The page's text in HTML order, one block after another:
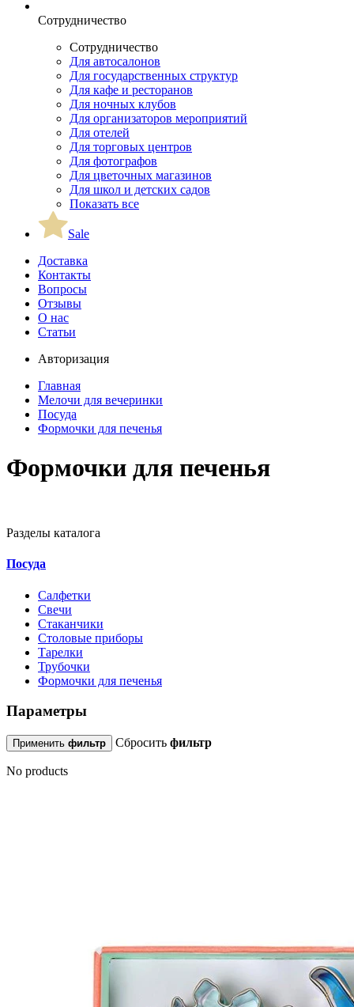
Сотрудничество
Сотрудничество
Для автосалонов
Для государственных структур
Для кафе и ресторанов
Для ночных клубов
Для организаторов мероприятий
Для отелей
Для торговых центров
Для фотографов
Для цветочных магазинов
Для школ и детских садов
Показать все
Sale
Доставка
Контакты
Вопросы
Отзывы
О нас
Статьи
Авторизация
Главная
Мелочи для вечеринки
Посуда
Формочки для печенья
Формочки для печенья
Разделы каталога
Посуда
Салфетки
Свечи
Стаканчики
Столовые приборы
Тарелки
Трубочки
Формочки для печенья
Параметры
Применить фильтр Сбросить фильтр
No products